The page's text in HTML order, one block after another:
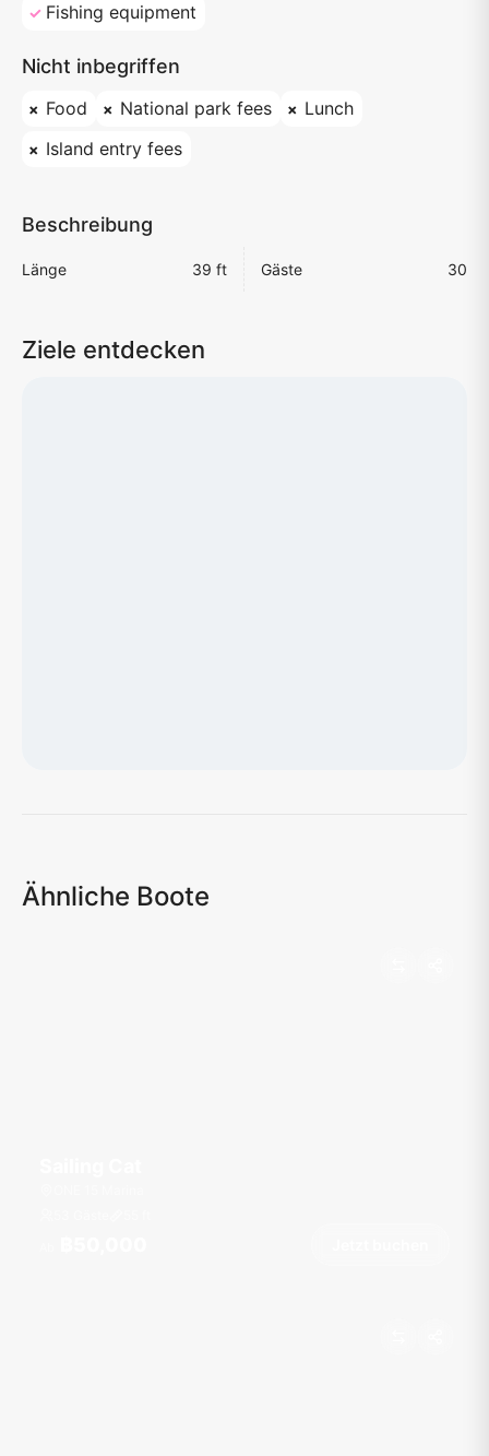
Fishing equipment
Nicht inbegriffen
Food National park fees
Lunch
Island entry fees
Beschreibung
Länge 39 ft Gäste 30
Ziele entdecken
Ähnliche Boote